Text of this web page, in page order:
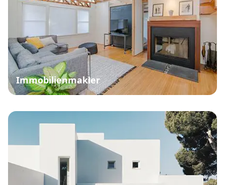
Immobilienmakler